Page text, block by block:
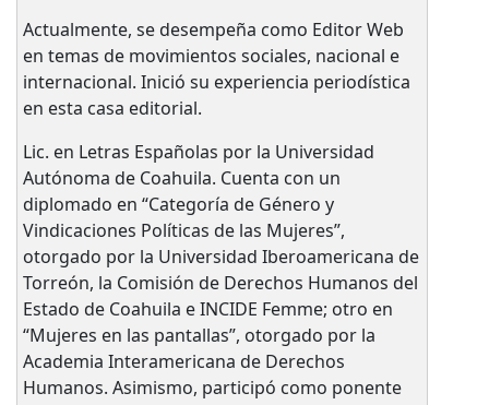
Actualmente, se desempeña como Editor Web
en temas de movimientos sociales, nacional e
internacional. Inició su experiencia periodística
en esta casa editorial.
Lic. en Letras Españolas por la Universidad
Autónoma de Coahuila. Cuenta con un
diplomado en “Categoría de Género y
Vindicaciones Políticas de las Mujeres”,
otorgado por la Universidad Iberoamericana de
Torreón, la Comisión de Derechos Humanos del
Estado de Coahuila e INCIDE Femme; otro en
“Mujeres en las pantallas”, otorgado por la
Academia Interamericana de Derechos
Humanos. Asimismo, participó como ponente